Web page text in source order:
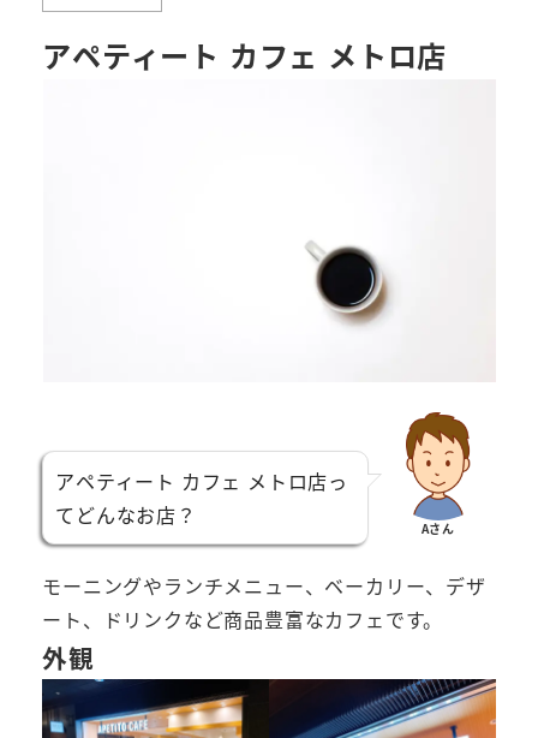
アペティート カフェ メトロ店
アペティート カフェ メトロ店っ
てどんなお店？
Aさん
モーニングやランチメニュー、ベーカリー、デザ
ート、ドリンクなど商品豊富なカフェです。
外観